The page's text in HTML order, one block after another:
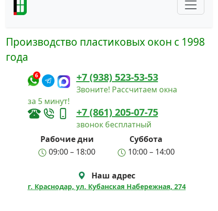
Производство пластиковых окон с 1998
года
6 +7 (938) 523-53-53
Звоните! Рассчитаем окна
за 5 минут!
+7 (861) 205-07-75
звонок бесплатный
Рабочие дни
Суббота
09:00 – 18:00
10:00 – 14:00
Наш адрес
г. Краснодар, ул. Кубанская Набережная, 274